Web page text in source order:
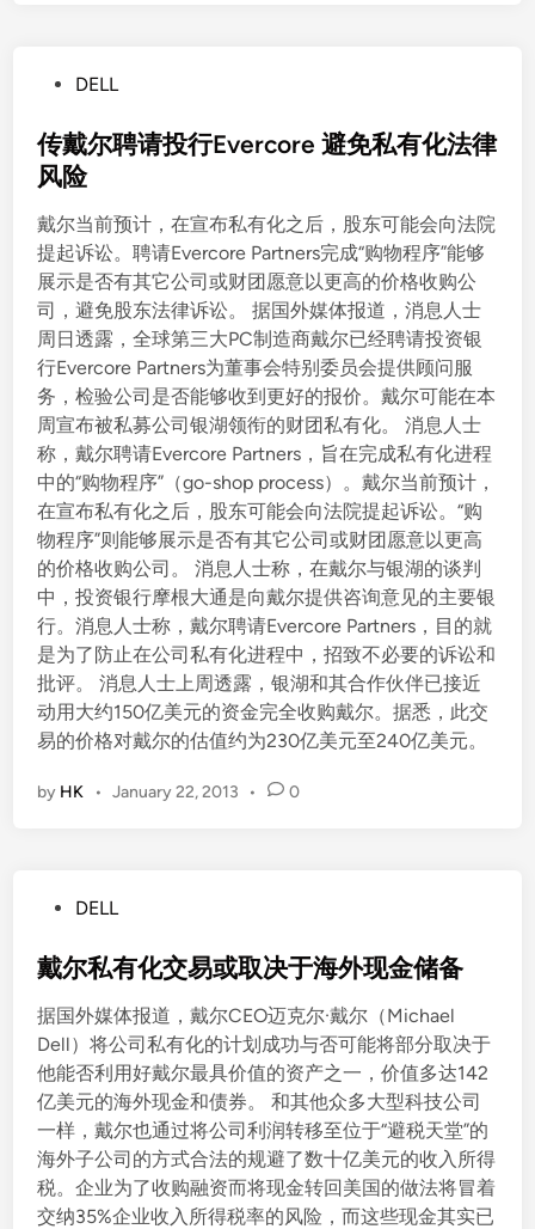
s
t
d
i
n
DELL
传戴尔聘请投行Evercore 避免私有化法律
风险
戴尔当前预计，在宣布私有化之后，股东可能会向法院
提起诉讼。聘请Evercore Partners完成“购物程序”能够
展示是否有其它公司或财团愿意以更高的价格收购公
司，避免股东法律诉讼。 据国外媒体报道，消息人士
周日透露，全球第三大PC制造商戴尔已经聘请投资银
行Evercore Partners为董事会特别委员会提供顾问服
务，检验公司是否能够收到更好的报价。戴尔可能在本
周宣布被私募公司银湖领衔的财团私有化。 消息人士
称，戴尔聘请Evercore Partners，旨在完成私有化进程
中的“购物程序”（go-shop process）。戴尔当前预计，
在宣布私有化之后，股东可能会向法院提起诉讼。“购
物程序”则能够展示是否有其它公司或财团愿意以更高
的价格收购公司。 消息人士称，在戴尔与银湖的谈判
中，投资银行摩根大通是向戴尔提供咨询意见的主要银
行。消息人士称，戴尔聘请Evercore Partners，目的就
是为了防止在公司私有化进程中，招致不必要的诉讼和
批评。 消息人士上周透露，银湖和其合作伙伴已接近
动用大约150亿美元的资金完全收购戴尔。据悉，此交
易的价格对戴尔的估值约为230亿美元至240亿美元。
by HK • January 22, 2013 • 0
s
e
d
i
n
DELL
戴尔私有化交易或取决于海外现金储备
据国外媒体报道，戴尔CEO迈克尔·戴尔（Michael
Dell）将公司私有化的计划成功与否可能将部分取决于
他能否利用好戴尔最具价值的资产之一，价值多达142
亿美元的海外现金和债券。 和其他众多大型科技公司
一样，戴尔也通过将公司利润转移至位于“避税天堂”的
海外子公司的方式合法的规避了数十亿美元的收入所得
税。企业为了收购融资而将现金转回美国的做法将冒着
交纳35%企业收入所得税率的风险，而这些现金其实已